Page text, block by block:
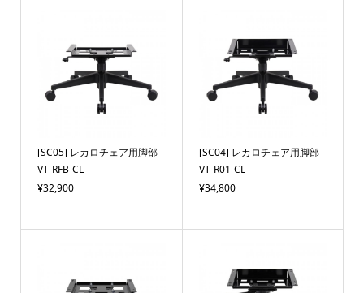
[SC05] レカロチェア用脚部
VT-RFB-CL
¥32,900
[SC04] レカロチェア用脚部
VT-R01-CL
¥34,800